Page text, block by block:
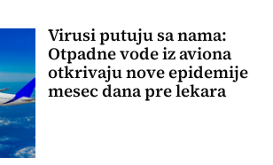
Virusi putuju sa nama:
Otpadne vode iz aviona
otkrivaju nove epidemije
mesec dana pre lekara